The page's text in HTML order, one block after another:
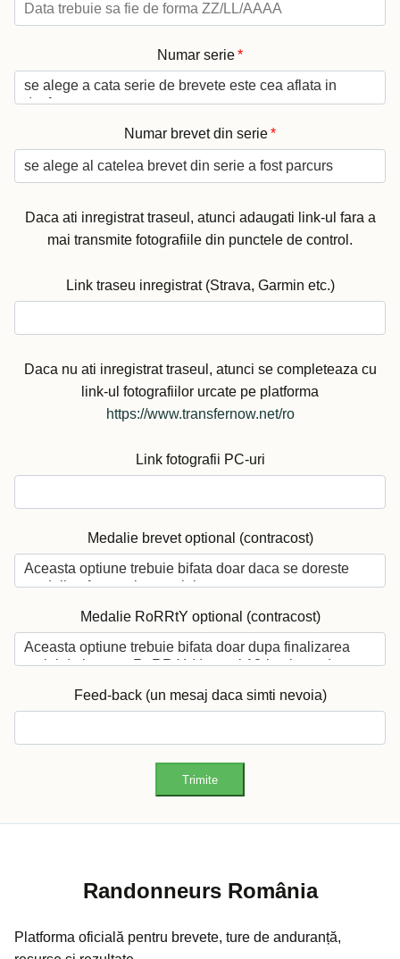
Numar serie*
Numar brevet din serie*
Daca ati inregistrat traseul, atunci adaugati link-ul fara a
mai transmite fotografiile din punctele de control.
Link traseu inregistrat (Strava, Garmin etc.)
Daca nu ati inregistrat traseul, atunci se completeaza cu
link-ul fotografiilor urcate pe platforma
https://www.transfernow.net/ro
Link fotografii PC-uri
Medalie brevet optional (contracost)
Medalie RoRRtY optional (contracost)
Feed-back (un mesaj daca simti nevoia)
Trimite
Randonneurs România
Platforma oficială pentru brevete, ture de anduranță,